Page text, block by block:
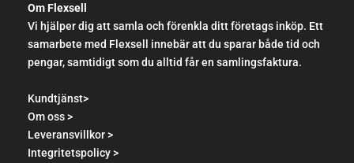
Om Flexsell
Vi hjälper dig att samla och förenkla ditt företags inköp. Ett
samarbete med Flexsell innebär att du sparar både tid och
pengar, samtidigt som du alltid får en samlingsfaktura.
Kundtjänst>
Om oss >
Leveransvillkor >
Integritetspolicy >